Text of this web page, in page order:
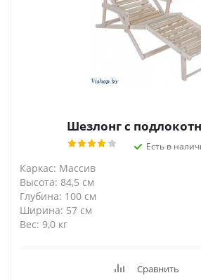
Шезлонг с
Есть в
Каркас: Массив
Высота: 84,5 см
Глубина: 100 см
Ширина: 57 см
Вес: 9,0 кг
Сравнить